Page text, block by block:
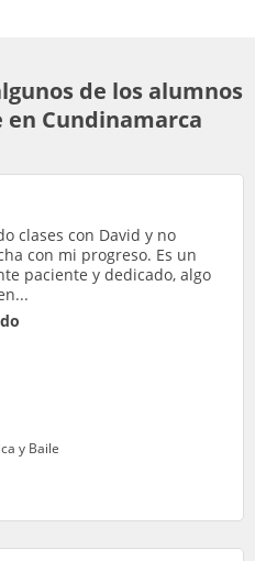
de los alumnos
en Cundinamarca
clases con David y no
con mi progreso. Es un
paciente y dedicado, algo
y Baile